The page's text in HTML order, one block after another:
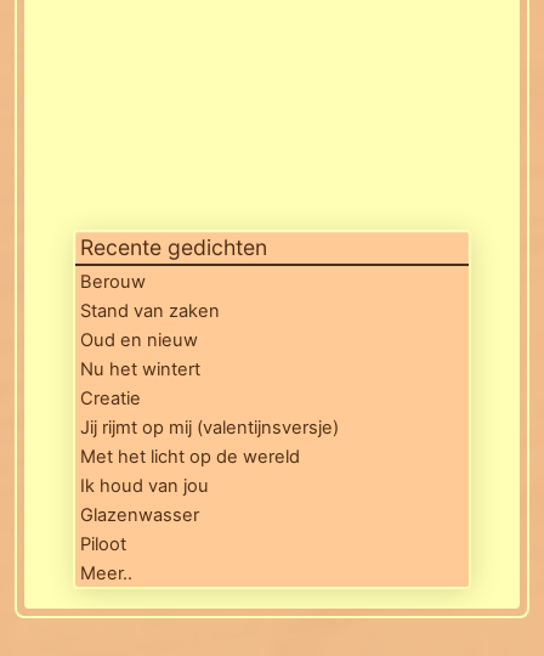
Recente gedichten
Berouw
Stand van zaken
Oud en nieuw
Nu het wintert
Creatie
Jij rijmt op mij (valentijnsversje)
Met het licht op de wereld
Ik houd van jou
Glazenwasser
Piloot
Meer..